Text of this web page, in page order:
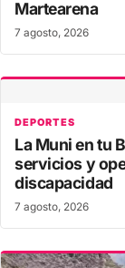
Martearena
7 agosto, 2026
DEPORTES
La Muni en tu
servicios y
discapacidad
7 agosto, 2026